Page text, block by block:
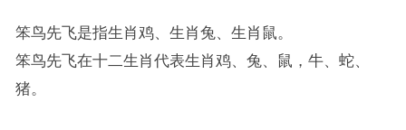
笨鸟先飞是指生肖鸡、生肖兔、生肖鼠。
笨鸟先飞在十二生肖代表生肖鸡、兔、鼠，牛、蛇、
猪。